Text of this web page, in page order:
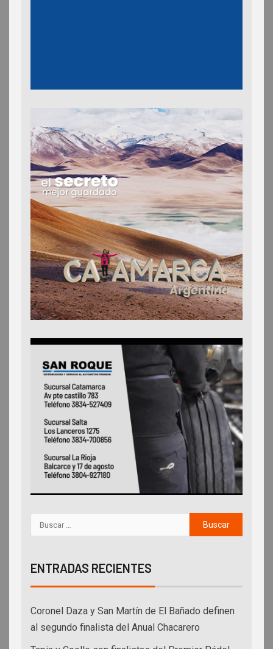
ENTRADAS RECIENTES
Coronel Daza y San Martín de El Bañado definen
al segundo finalista del Anual Chacarero